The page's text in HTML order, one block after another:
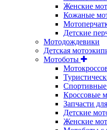
Женские
Кожаные
Детские
Мотодождевики
Детская
Мотоботы
Кроссовые
Запчасти
Детские
Женские